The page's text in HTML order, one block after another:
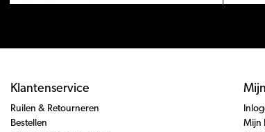
Klantenservice
Ruilen & Retourneren
Bestellen
Mijn